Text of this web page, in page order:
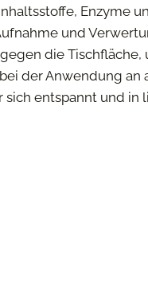
Enzyme
und
die Tischfläche,
der Anwendung
entspannt und